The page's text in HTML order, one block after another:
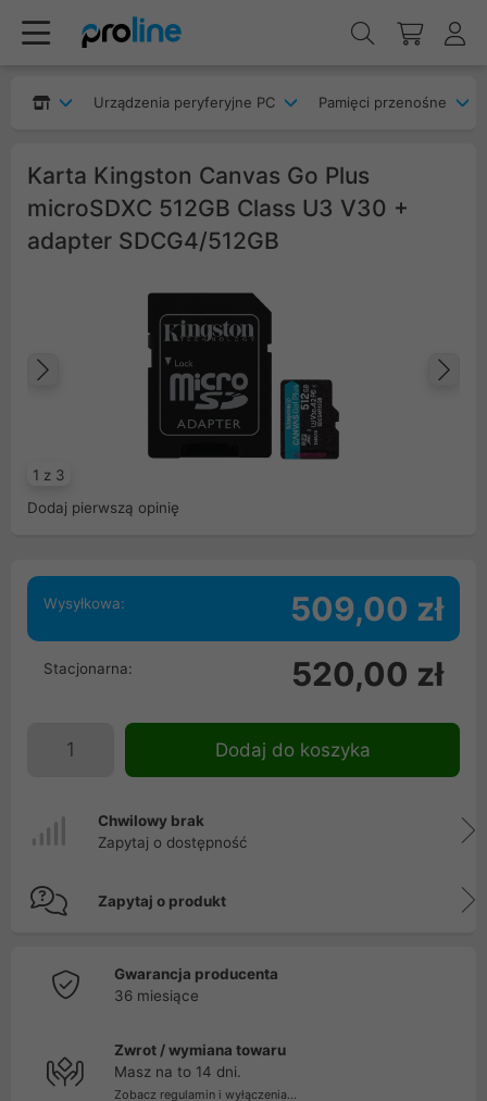
Urządzenia peryferyjne PC Pamięci przenośne
Karta Kingston Canvas Go Plus
microSDXC 512GB Class U3 V30 +
adapter SDCG4/512GB
1 z 3
Poprzedni
Dodaj pierwszą opinię
Wysyłkowa: 509,00 zł
Stacjonarna: 520,00 zł
Dodaj do koszyka
Chwilowy brak
Zapytaj o dostępność
Zapytaj o produkt
Gwarancja producenta
36 miesiące
Zwrot / wymiana towaru
Masz na to 14 dni.
Zobacz regulamin i wyłączenia...